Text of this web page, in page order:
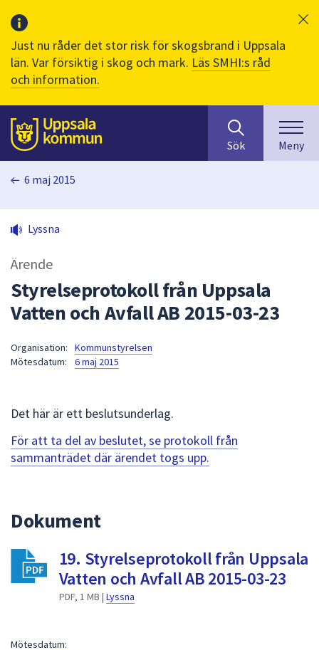
Just nu råder det stor risk för skogsbrand i Uppsala
län. Var försiktig i skog och mark. Läs SMHI:s råd
och information.
Till sidans
huvudinnehåll
efter
innehåll
på
sökfältet
kommer
sökförslag
för
att
navigera
för
att
Sök Meny
6 maj 2015
Lyssna
Ärende
Styrelseprotokoll från Uppsala
Vatten och Avfall AB 2015-03-23
Organisation:
Kommunstyrelsen
Mötesdatum:
6 maj 2015
Det här är ett beslutsunderlag.
För att ta del av beslutet, se protokoll från
sammanträdet där ärendet togs upp.
Dokument
19. Styrelseprotokoll från Uppsala
Vatten och Avfall AB 2015-03-23
PDF, 1 MB | Lyssna
Mötesdatum: